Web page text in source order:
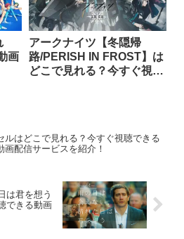
画
アークナイツ【冬隠帰
路/PERISH IN FROST】は
どこで見れる？今すぐ視聴
ルはどこで見れる？今すぐ視聴できる
画配信サービスを紹介！
は君を想う
できる動画